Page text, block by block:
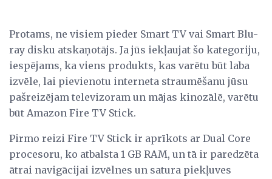
Protams, ne visiem pieder Smart TV vai Smart Blu-
ray disku atskaņotājs. Ja jūs iekļaujat šo kategoriju,
iespējams, ka viens produkts, kas varētu būt laba
izvēle, lai pievienotu interneta straumēšanu jūsu
pašreizējam televizoram un mājas kinozālē, varētu
būt Amazon Fire TV Stick.
Pirmo reizi Fire TV Stick ir aprīkots ar Dual Core
procesoru, ko atbalsta 1 GB RAM, un tā ir paredzēta
ātrai navigācijai izvēlnes un satura piekļuves